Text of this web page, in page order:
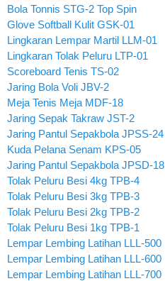
Bola Tonnis STG-2 Top Spin
Glove Softball Kulit GSK-01
Lingkaran Lempar Martil LLM-01
Lingkaran Tolak Peluru LTP-01
Scoreboard Tenis TS-02
Jaring Bola Voli JBV-2
Meja Tenis Meja MDF-18
Jaring Sepak Takraw JST-2
Jaring Pantul Sepakbola JPSS-24
Kuda Pelana Senam KPS-05
Jaring Pantul Sepakbola JPSD-18
Tolak Peluru Besi 4kg TPB-4
Tolak Peluru Besi 3kg TPB-3
Tolak Peluru Besi 2kg TPB-2
Tolak Peluru Besi 1kg TPB-1
Lempar Lembing Latihan LLL-500
Lempar Lembing Latihan LLL-600
Lempar Lembing Latihan LLL-700